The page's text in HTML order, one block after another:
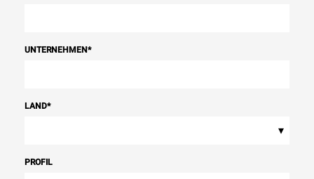
UNTERNEHMEN*
LAND*
▾
PROFIL